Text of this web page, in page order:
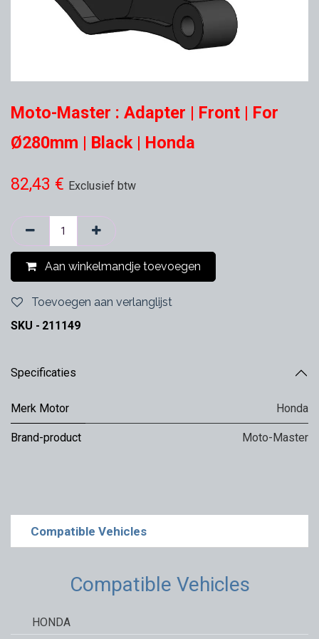
Moto-Master : Adapter | Front | For
Ø280mm | Black | Honda
82,43 € Exclusief btw
Aan winkelmandje toevoegen
Toevoegen aan verlanglijst
SKU - 211149
Specificaties
Merk Motor Honda
Brand-product Moto-Master
Compatible Vehicles
Compatible Vehicles
HONDA